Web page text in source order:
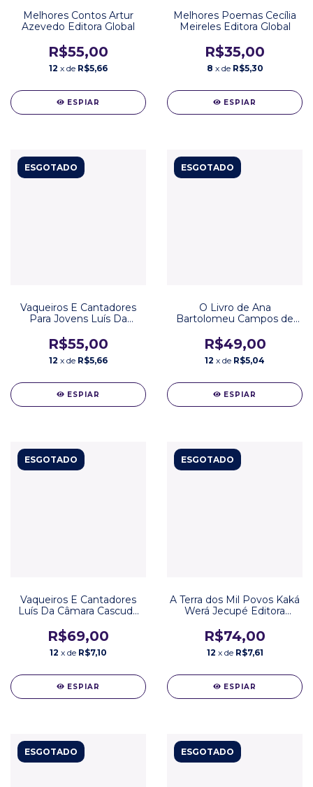
Melhores Contos Artur
Azevedo Editora Global
R$55,00
12 x de R$5,66
ESPIAR
Melhores Poemas Cecília
Meireles Editora Global
R$35,00
8 x de R$5,30
ESPIAR
ESGOTADO
Vaqueiros E Cantadores
Para Jovens Luís Da
Global
R$55,00
12 x de R$5,66
ESPIAR
ESGOTADO
O Livro de Ana
Bartolomeu Campos de
R$49,00
12 x de R$5,04
ESPIAR
ESGOTADO
Vaqueiros E Cantadores
Luís Da Câmara Cascudo
R$69,00
12 x de R$7,10
ESPIAR
ESGOTADO
A Terra dos Mil Povos Kaká
Werá Jecupé Editora
R$74,00
12 x de R$7,61
ESPIAR
ESGOTADO ESGOTADO